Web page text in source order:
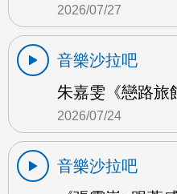
2026/07/27
音樂沙拉吧
朱嘉雯《戀路旅
2026/07/24
音樂沙拉吧